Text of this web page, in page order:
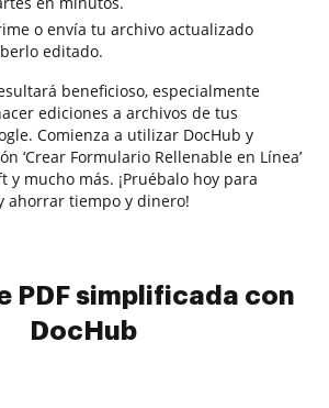
o envía tu archivo actualizado
editado.
beneficioso, especialmente
ediciones a archivos de tus
Comienza a utilizar DocHub y
‘Crear Formulario Rellenable en Línea’
y mucho más. ¡Pruébalo hoy para
ahorrar tiempo y dinero!
PDF simplificada con
DocHub